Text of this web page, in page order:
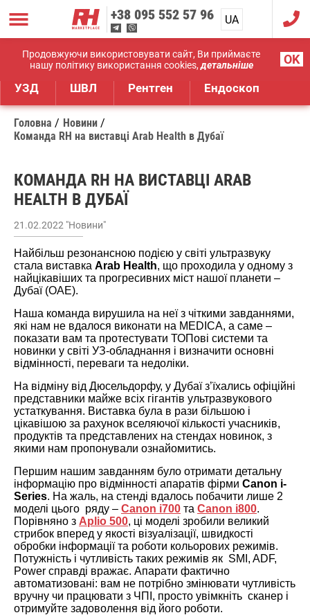
Продовжуючи використовувати сайт, Ви приймаєте
нашу політику використання cookies,детальніше OK
+38 095 552 57 96 UA
RU
Дистрибуція медичного обладнання
УЗД ШВЛ Рентген Ендоскоп
Головна
Новини
Команда RH на виставці Arab Health в Дубаї
КОМАНДА RH НА ВИСТАВЦІ ARAB
HEALTH В ДУБАЇ
21.02.2022 "Новини"
Найбільш резонансною подією у світі ультразвуку
стала виставка Arab Health, що проходила у одному з
найцікавіших та прогресивних міст нашої планети –
Дубаї (ОАЕ).
Наша команда вирушила на неї з чіткими завданнями,
які нам не вдалося виконати на MEDICA, а саме –
показати вам та протестувати ТОПові системи та
новинки у світі УЗ-обладнання і визначити основні
відмінності, переваги та недоліки.
На відміну від Дюсельдорфу, у Дубаї з’їхались офіційні
представники майже всіх гігантів ультразвукового
устаткування. Виставка була в рази більшою і
цікавішою за рахунок вселяючої кількості учасників,
продуктів та представлених на стендах новинок, з
якими нам пропонували ознайомитись.
Першим нашим завданням було отримати детальну
інформацію про відмінності апаратів фірми Canon i-
Series. На жаль, на стенді вдалось побачити лише 2
моделі цього ряду – Canon і700 та Canon і800.
Порівняно з Aplio 500, ці моделі зробили великий
стрибок вперед у якості візуалізації, швидкості
обробки інформації та роботи кольорових режимів.
Потужність і чутливість таких режимів як SMI, ADF,
Power справді вражає. Апарати фактично
автоматизовані: вам не потрібно змінювати чутливість
вручну чи працювати з ЧПІ, просто увімкніть сканер і
отримуйте задоволення від його роботи.